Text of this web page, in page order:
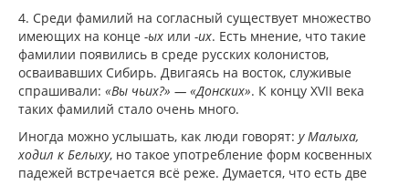
4. Среди фамилий на согласный существует множество
имеющих на конце -ых или -их. Есть мнение, что такие
фамилии появились в среде русских колонистов,
осваивавших Сибирь. Двигаясь на восток, служивые
спрашивали: «Вы чьих?» — «Донских». К концу XVII века
таких фамилий стало очень много.
Иногда можно услышать, как люди говорят: у Малыха,
ходил к Белыху, но такое употребление форм косвенных
падежей встречается всё реже. Думается, что есть две